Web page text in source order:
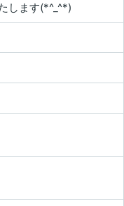
します(*^_^*)